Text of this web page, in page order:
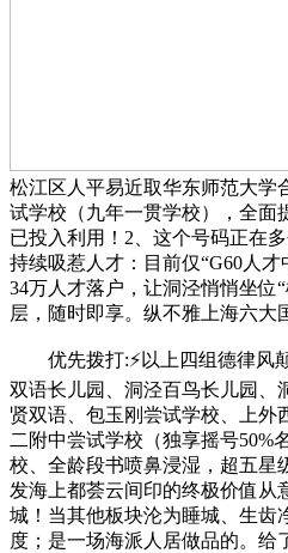
松江区人平易近取华东师范大学
试学校（九年一贯学校），全面
已投入利用！2、这个号码正在
持续吸惹人才：目前仅“G60人
34万人才落户，让洞泾悄悄坐位
层，随时即享。纵不雅上海六大
优先拨打:⚡以上四组德律风
双语长儿园、洞泾百鸟长儿园、
贤双语、包玉刚尝试学校、上外
二附中尝试学校（独享摇号50%
校、全龄段书喷鼻浸湿，超五星
发海上都荟云间印的终极价值从
城！当其他板块沦为睡城、生齿
度；是一场海派人居做品的。给